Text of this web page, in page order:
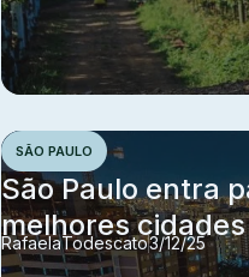
SÃO PAULO
São Paulo entra
melhores
RafaelaTodescato3/12/25